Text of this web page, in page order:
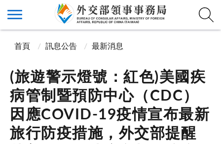
首頁 訊息公告 最新消息
(旅遊警示燈號：紅色)美國疾
病管制暨預防中心（CDC）
因應COVID-19疫情宣布最新
旅行防疫措施，外交部提醒